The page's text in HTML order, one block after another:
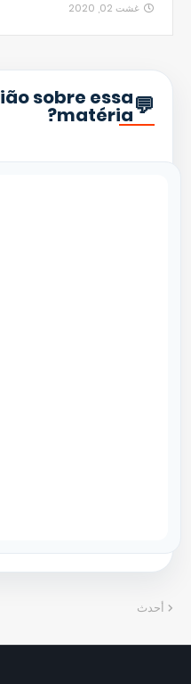
غشت 02, 2020
sobre essa
matéria?
أحدث